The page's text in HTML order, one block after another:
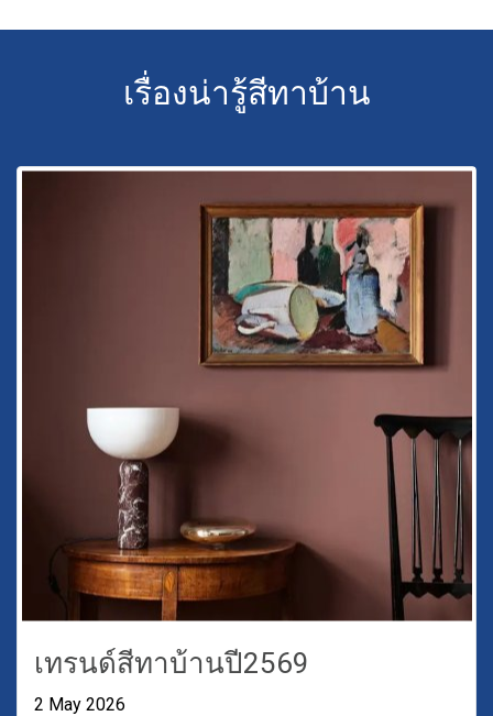
เรื่องน่ารู้สีทาบ้าน
เทรนด์สีทาบ้านปี2569
2 May 2026